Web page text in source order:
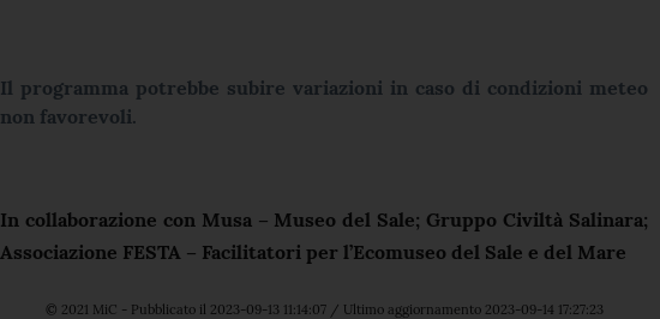
Il programma potrebbe subire variazioni in caso di condizioni meteo
non favorevoli.
In collaborazione con Musa – Museo del Sale; Gruppo Civiltà Salinara;
Associazione FESTA – Facilitatori per l’Ecomuseo del Sale e del Mare
© 2021 MiC - Pubblicato il 2023-09-13 11:14:07 / Ultimo aggiornamento 2023-09-14 17:27:23